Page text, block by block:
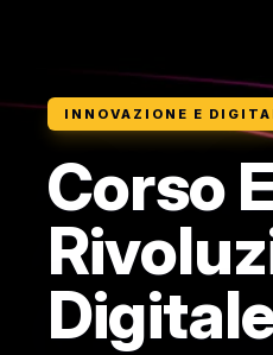
INNOVAZIONE E
Corso